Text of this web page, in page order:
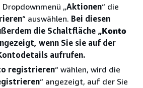
„Aktionen“ die
“ auswählen. Bei diesen
die Schaltfläche „Konto
wenn Sie sie auf der
aufrufen.
registrieren“ wählen, wird die
“ angezeigt, auf der Sie